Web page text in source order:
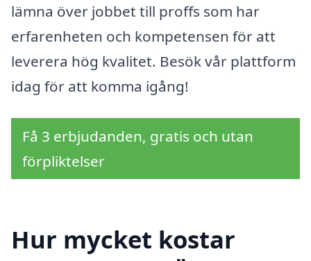
lämna över jobbet till proffs som har
erfarenheten och kompetensen för att
leverera hög kvalitet. Besök vår plattform
idag för att komma igång!
Få 3 erbjudanden, gratis och utan
förpliktelser
Hur mycket kostar